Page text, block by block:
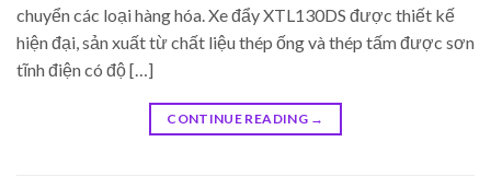
chuyển các loại hàng hóa. Xe đẩy XTL130DS được thiết kế
hiện đại, sản xuất từ chất liệu thép ống và thép tấm được sơn
tĩnh điện có độ […]
CONTINUE READING →